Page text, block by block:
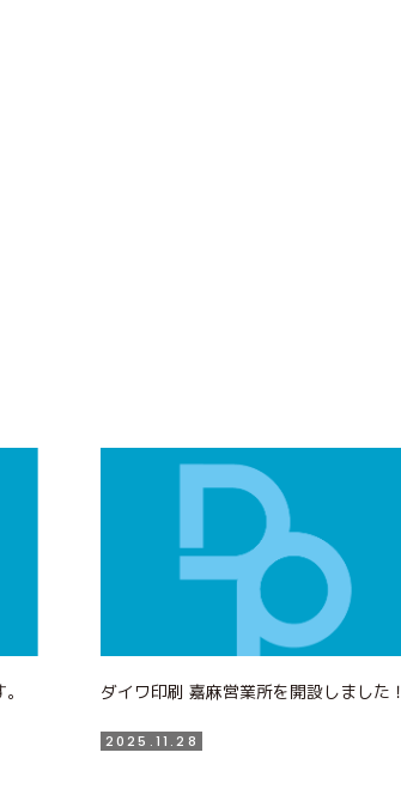
ダイワ印刷 嘉麻営業所を開設しました！
2025.11.28